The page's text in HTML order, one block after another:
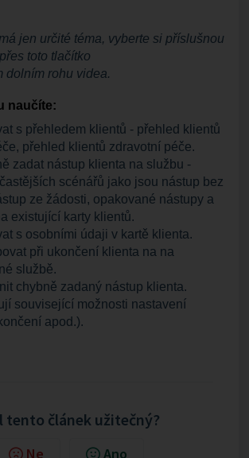
jen určité téma, vyberte si příslušnou
toto tlačítko
dolním rohu videa.
naučíte:
s přehledem klientů - přehled klientů
přehled klientů zdravotní péče.
zadat nástup klienta na službu -
scénářů jako jsou nástup bez
ze žádosti, opakované nástupy a
existující karty klientů.
s osobními údaji v kartě klienta.
při ukončení klienta na na
službě.
chybně zadaný nástup klienta.
související možnosti nastavení
apod.).
tento článek užitečný?
Ne Ano